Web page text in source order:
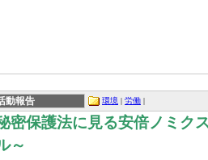
動報告 環境 | 労働 |
密保護法に見る安倍ノミ
～